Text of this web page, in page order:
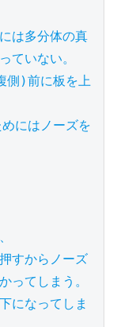
は多分体の真
ていない。
側)前に板を上
にはノーズを
すからノーズ
ってしまう。
になってしま